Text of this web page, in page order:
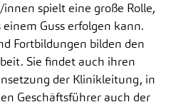
spielt eine große Rolle,
Guss erfolgen kann.
Fortbildungen bilden den
Sie findet auch ihren
der Klinikleitung, in
Geschäftsführer auch der